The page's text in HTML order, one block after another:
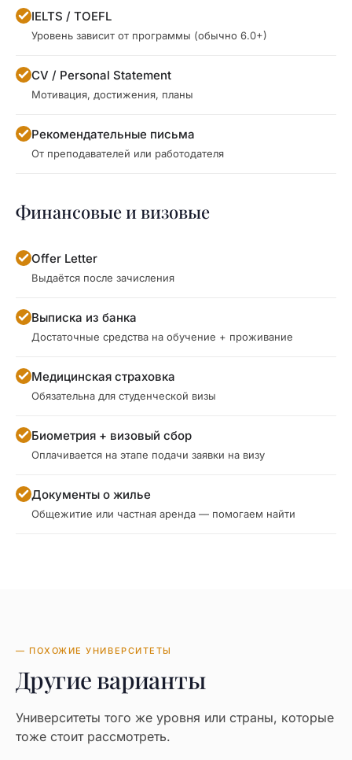
IELTS / TOEFL
Уровень зависит от программы (обычно 6.0+)
CV / Personal Statement
Мотивация, достижения, планы
Рекомендательные письма
От преподавателей или работодателя
Финансовые и визовые
Offer Letter
Выдаётся после зачисления
Выписка из банка
Достаточные средства на обучение + проживание
Медицинская страховка
Обязательна для студенческой визы
Биометрия + визовый сбор
Оплачивается на этапе подачи заявки на визу
Документы о жилье
Общежитие или частная аренда — помогаем найти
— ПОХОЖИЕ УНИВЕРСИТЕТЫ
Другие варианты
Университеты того же уровня или страны, которые
тоже стоит рассмотреть.